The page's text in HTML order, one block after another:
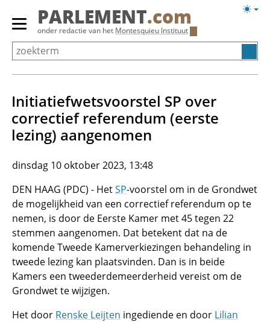
Overslaan
Primair
menu
tonen/verbergen
PARLEMENT.com
onder redactie van het Montesquieu Instituut
Initiatiefwetsvoorstel SP over
correctief referendum (eerste
lezing) aangenomen
dinsdag 10 oktober 2023, 13:48
DEN HAAG (PDC) - HetSP-voorstel om in de Grondwet
de mogelijkheid van een correctief referendum op te
nemen, is door de Eerste Kamer met 45 tegen 22
stemmen aangenomen. Dat betekent dat na de
komende Tweede Kamerverkiezingen behandeling in
tweede lezing kan plaatsvinden. Dan is in beide
Kamers een tweederdemeerderheid vereist om de
Grondwet te wijzigen.
Het door Renske Leijten ingediende en door Lilian